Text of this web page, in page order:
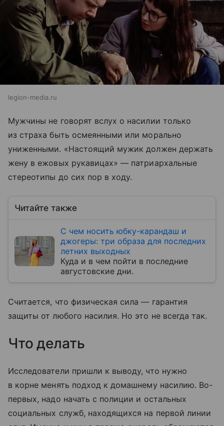
legion-media.ru
Мужчины не говорят вслух о насилии только
из страха быть осмеянными или морально
униженными. «Настоящий мужик должен держать
жену в ежовых рукавицах» — патриархальные
стереотипы до сих пор в ходу.
Читайте также
С чем носить юбку-карандаш и
джогеры: три образа для последних
летних выходных
Куда и в чем пойти в последние
августовские дни.
Считается, что физическая сила — гарантия
защиты от любого насилия. Но это не всегда так.
Что делать
Исследователи пришли к выводу, что нужно
в корне менять подход к домашнему насилию. Во-
первых, надо начать с полиции и остальных
социальных служб, находящихся на первой линии